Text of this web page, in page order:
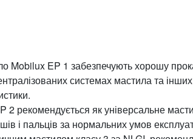
Mobilux EP 1 забезпечують хорошу
системах мастила та
рекомендується як універсальне
і пальців за нормальних умов